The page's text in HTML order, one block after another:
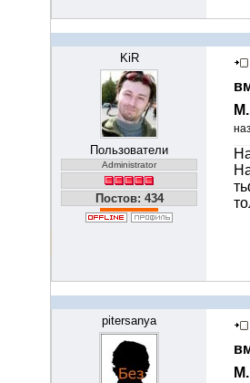
KiR
Пользователи
Administrator
Постов: 434
pitersanya